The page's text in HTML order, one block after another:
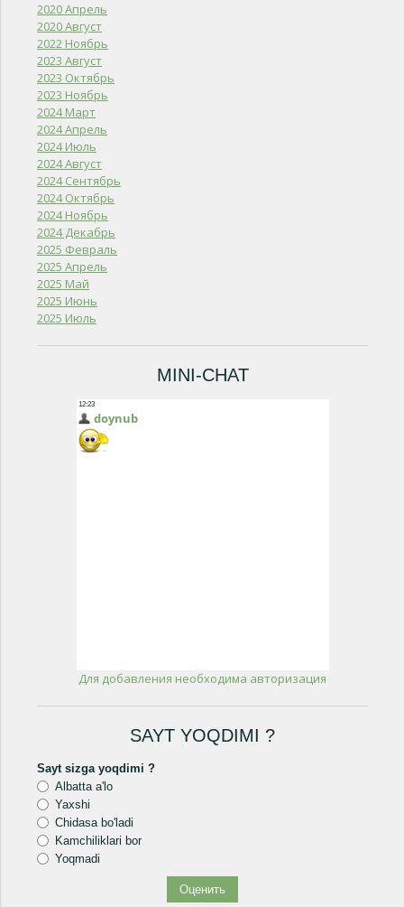
2020 Апрель
2020 Август
2022 Ноябрь
2023 Август
2023 Октябрь
2023 Ноябрь
2024 Март
2024 Апрель
2024 Июль
2024 Август
2024 Сентябрь
2024 Октябрь
2024 Ноябрь
2024 Декабрь
2025 Февраль
2025 Апрель
2025 Май
2025 Июнь
2025 Июль
MINI-CHAT
Для добавления необходима авторизация
SAYT YOQDIMI ?
Sayt sizga yoqdimi ?
Albatta a'lo
Yaxshi
Chidasa bo'ladi
Kamchiliklari bor
Yoqmadi